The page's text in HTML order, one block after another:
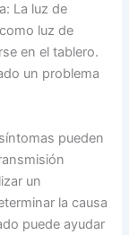
La luz de
luz de
en el tablero.
un problema
pueden
un
la causa
puede ayudar